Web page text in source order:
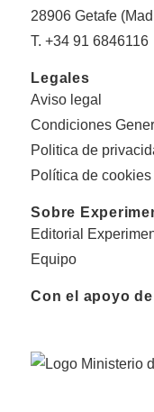
28906 Getafe
T. +34 91 6846116
Legales
Aviso legal
Condiciones
Politica de
Política de cookies
Sobre
Editorial
Equipo
Con el apoyo